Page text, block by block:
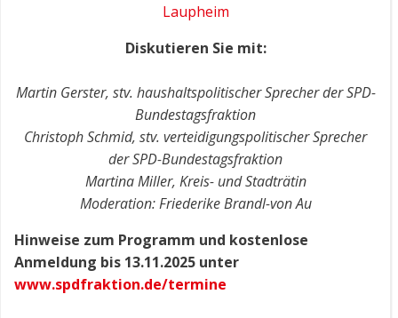
Laupheim
Diskutieren Sie mit:
Martin Gerster, stv. haushaltspolitischer Sprecher der SPD-
Bundestagsfraktion
Christoph Schmid, stv. verteidigungspolitischer Sprecher
der SPD-Bundestagsfraktion
Martina Miller, Kreis- und Stadträtin
Moderation: Friederike Brandl-von Au
Hinweise zum Programm und kostenlose
Anmeldung bis 13.11.2025 unter
www.spdfraktion.de/termine